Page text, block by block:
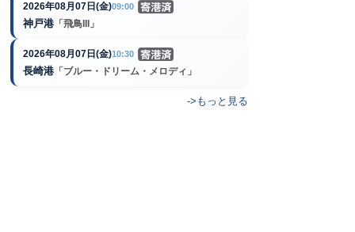
2026年08月07日(金)09:00
神戸港 「飛鳥III」
2026年08月07日(金)10:30
長崎港 「ブルー・ドリーム・メロディ」
->もっと見る